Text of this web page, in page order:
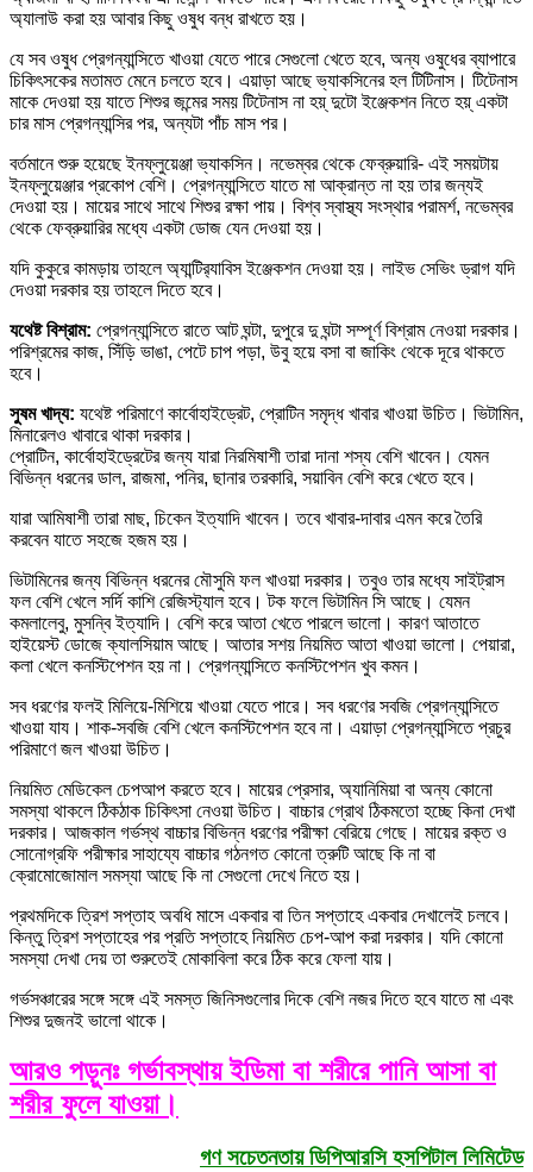
অ্যালাউ করা হয় আবার কিছু ওষুধ বন্ধ রাখতে হয়।
যে সব ওষুধ প্রেগন্যান্সিতে খাওয়া যেতে পারে সেগুলো খেতে হবে, অন্য ওষুধের ব্যাপারে
চিকিৎসকের মতামত মেনে চলতে হবে। এয়াড়া আছে ভ্যাকসিনের হল টিটিনাস। টিটেনাস
মাকে দেওয়া হয় যাতে শিশুর জন্মের সময় টিটেনাস না হয়্ দুটো ইঞ্জেকশন নিতে হয়্ একটা
চার মাস প্রেগন্যান্সির পর, অন্যটা পাঁচ মাস পর।
বর্তমানে শুরু হয়েছে ইনফ্লুয়েঞ্জা ভ্যাকসিন। নভেম্বর থেকে ফেব্রুয়ারি- এই সময়টায়
ইনফ্লুয়েঞ্জার প্রকোপ বেশি। প্রেগন্যান্সিতে যাতে মা আক্রান্ত না হয় তার জন্যই
দেওয়া হয়। মায়ের সাথে সাথে শিশুর রক্ষা পায়। বিশ্ব স্বাস্থ্য সংস্থার পরামর্শ, নভেম্বর
থেকে ফেব্রুয়ারির মধ্যে একটা ডোজ যেন দেওয়া হয়।
যদি কুকুরে কামড়ায় তাহলে অ্যান্টির‌্যাবিস ইঞ্জেকশন দেওয়া হয়। লাইভ সেভিং ড্রাগ যদি
দেওয়া দরকার হয় তাহলে দিতে হবে।
যথেষ্ট বিশ্রাম: প্রেগন্যান্সিতে রাতে আট ঘন্টা, দুপুরে দু ঘন্টা সম্পূর্ণ বিশ্রাম নেওয়া দরকার।
পরিশ্রমের কাজ, সিঁড়ি ভাঙা, পেটে চাপ পড়া, উবু হয়ে বসা বা জাকিং থেকে দূরে থাকতে
হবে।
সুষম খাদ্য: যথেষ্ট পরিমাণে কার্বোহাইড্রেট, প্রোটিন সমৃদ্ধ খাবার খাওয়া উচিত। ভিটামিন,
মিনারেলও খাবারে থাকা দরকার।
প্রোটিন, কার্বোহাইড্রেটের জন্য যারা নিরমিষাশী তারা দানা শস্য বেশি খাবেন। যেমন
বিভিন্ন ধরনের ডাল, রাজমা, পনির, ছানার তরকারি, সয়াবিন বেশি করে খেতে হবে।
যারা আমিষাশী তারা মাছ, চিকেন ইত্যাদি খাবেন। তবে খাবার-দাবার এমন করে তৈরি
করবেন যাতে সহজে হজম হয়।
ভিটামিনের জন্য বিভিন্ন ধরনের মৌসুমি ফল খাওয়া দরকার। তবুও তার মধ্যে সাইট্রাস
ফল বেশি খেলে সর্দি কাশি রেজিস্ট্যাল হবে। টক ফলে ভিটামিন সি আছে। যেমন
কমলালেবু, মুসন্বি ইত্যাদি। বেশি করে আতা খেতে পারলে ভালো। কারণ আতাতে
হাইয়েস্ট ডোজে ক্যালসিয়াম আছে। আতার সশয় নিয়মিত আতা খাওয়া ভালো। পেয়ারা,
কলা খেলে কনস্টিপেশন হয় না। প্রেগন্যান্সিতে কনস্টিপেশন খুব কমন।
সব ধরণের ফলই মিলিয়ে-মিশিয়ে খাওয়া যেতে পারে। সব ধরণের সবজি প্রেগন্যান্সিতে
খাওয়া যায। শাক-সবজি বেশি খেলে কনস্টিপেশন হবে না। এয়াড়া প্রেগন্যান্সিতে প্রচুর
পরিমাণে জল খাওয়া উচিত।
নিয়মিত মেডিকেল চেপআপ করতে হবে। মায়ের প্রেসার, অ্যানিমিয়া বা অন্য কোনো
সমস্যা থাকলে ঠিকঠাক চিকিৎসা নেওয়া উচিত। বাচ্চার গ্রোথ ঠিকমতো হচ্ছে কিনা দেখা
দরকার। আজকাল গর্ভস্থ বাচ্চার বিভিন্ন ধরণের পরীক্ষা বেরিয়ে গেছে। মায়ের রক্ত ও
সোনোগ্রফি পরীক্ষার সাহায্যে বাচ্চার গঠনগত কোনো ত্রুটি আছে কি না বা
ক্রোমোজোমাল সমস্যা আছে কি না সেগুলো দেখে নিতে হয়।
প্রথমদিকে ত্রিশ সপ্তাহ অবধি মাসে একবার বা তিন সপ্তাহে একবার দেখালেই চলবে।
কিন্তু ত্রিশ সপ্তাহের পর প্রতি সপ্তাহে নিয়মিত চেপ-আপ করা দরকার। যদি কোনো
সমস্যা দেখা দেয় তা শুরুতেই মোকাবিলা করে ঠিক করে ফেলা যায়।
গর্ভসঞ্চারের সঙ্গে সঙ্গে এই সমস্ত জিনিসগুলোর দিকে বেশি নজর দিতে হবে যাতে মা এবং
শিশুর দুজনই ভালো থাকে।
আরও পড়ুনঃ গর্ভাবস্থায় ইডিমা বা শরীরে পানি আসা বা
শরীর ফুলে যাওয়া।
গণ সচেতনতায় ডিপিআরসি হসপিটাল লিমিটেড